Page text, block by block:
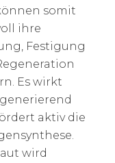
somit
ihre
Festigung
Es wirkt
aktiv die
wird